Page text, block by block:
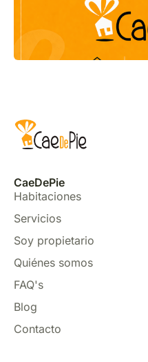
CaeDePie
Habitaciones
Servicios
Soy propietario
Quiénes somos
FAQ's
Blog
Contacto